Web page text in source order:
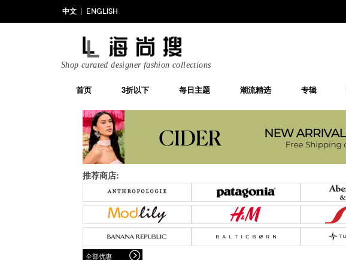
中文 ENGLISH
Shop curated designer fashion collections
首页 3折以下 每日主题 潮流精选 专辑
推荐商店:
全部优惠